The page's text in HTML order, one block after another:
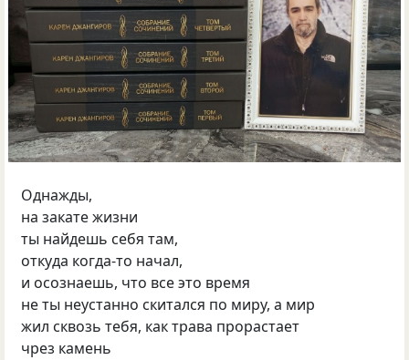
Однажды,
на закате жизни
ты найдешь себя там,
откуда когда-то начал,
и осознаешь, что все это время
не ты неустанно скитался по миру, а мир
жил сквозь тебя, как трава прорастает
чрез камень